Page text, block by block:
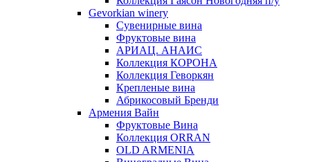
Gevorkian winery
Сувенирные вина
Фруктовые вина
АРИАЦ. АНАИС
Коллекция КОРОНА
Коллекция Геворкян
Крепленые вина
Абрикосовый Бренди
Армения Вайн
Фруктовые Вина
Коллекция ORRAN
OLD ARMENIA